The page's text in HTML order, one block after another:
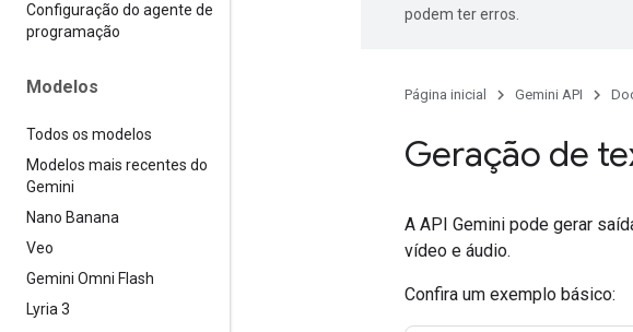
Configuração do agente de
programação
Modelos
Todos os modelos
Modelos mais recentes do
Gemini
Nano Banana
Veo
Gemini Omni Flash
Lyria 3
podem ter erros.
Página inicial Gemini API
Geração de
A API Gemini pode gerar
vídeo e áudio.
Confira um exemplo básico: